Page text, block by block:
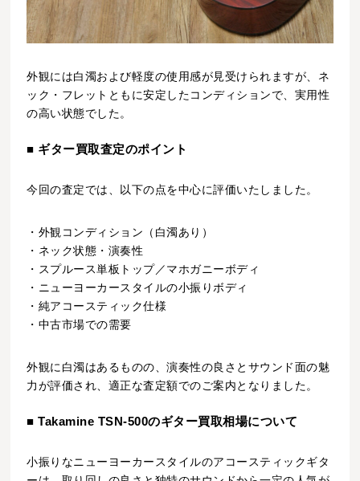
外観には白濁および軽度の使用感が見受けられますが、ネ
ック・フレットともに安定したコンディションで、実用性
の高い状態でした。
■ ギター買取査定のポイント
今回の査定では、以下の点を中心に評価いたしました。
・外観コンディション（白濁あり）
・ネック状態・演奏性
・スプルース単板トップ／マホガニーボディ
・ニューヨーカースタイルの小振りボディ
・純アコースティック仕様
・中古市場での需要
外観に白濁はあるものの、演奏性の良さとサウンド面の魅
力が評価され、適正な査定額でのご案内となりました。
■ Takamine TSN-500のギター買取相場について
小振りなニューヨーカースタイルのアコースティックギタ